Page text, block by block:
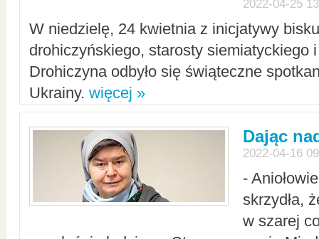
2022-04-25
W niedzielę, 24 kwietnia z inicjatywy
drohiczyńskiego, starosty siemiatyckiego
Drohiczyna odbyło się świąteczne
Ukrainy. więcej »
Dając
2022-04-16
-
skrzydła,
w szarej